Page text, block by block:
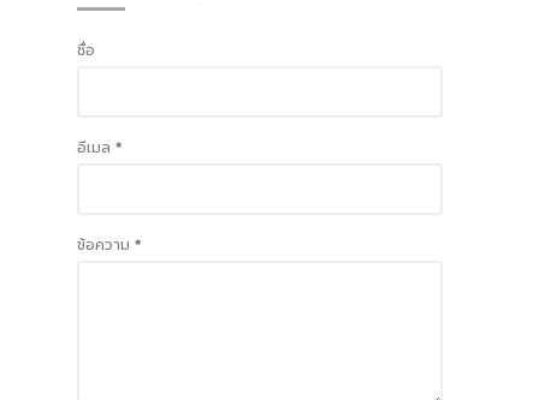
ชื่อ
อีเมล *
ข้อความ *